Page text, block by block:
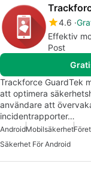
4.6
Effektiv
Post
Trackforce GuardTek
att optimera
användare att
incidentrapporter…
AndroidMobilsäkerhet
Säkerhet För Android